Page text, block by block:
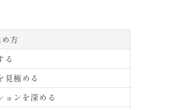
方
る
見極める
ョンを深める